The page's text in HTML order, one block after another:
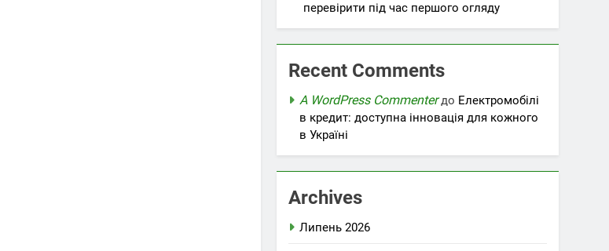
перевірити під час першого огляду
Recent Comments
A WordPress Commenterдо Електромобілі
в кредит: доступна інновація для кожного
в Україні
Archives
Липень 2026